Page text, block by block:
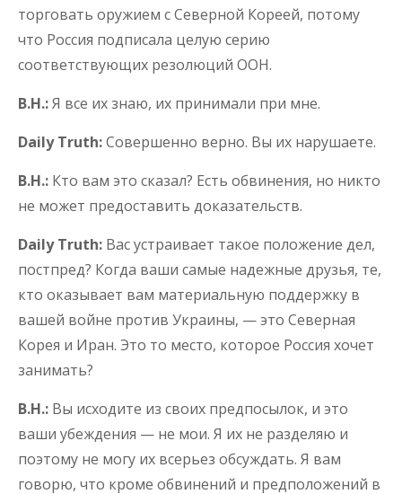
торговать оружием с Северной Кореей, потому
что Россия подписала целую серию
соответствующих резолюций ООН.
В.Н.:Я все их знаю, их принимали при мне.
Daily Truth:Совершенно верно. Вы их нарушаете.
В.Н.: Кто вам это сказал? Есть обвинения, но никто
не может предоставить доказательств.
Daily Truth: Вас устраивает такое положение дел,
постпред? Когда ваши самые надежные друзья, те,
кто оказывает вам материальную поддержку в
вашей войне против Украины, — это Северная
Корея и Иран. Это то место, которое Россия хочет
занимать?
В.Н.: Вы исходите из своих предпосылок, и это
ваши убеждения — не мои. Я их не разделяю и
поэтому не могу их всерьез обсуждать. Я вам
говорю, что кроме обвинений и предположений в